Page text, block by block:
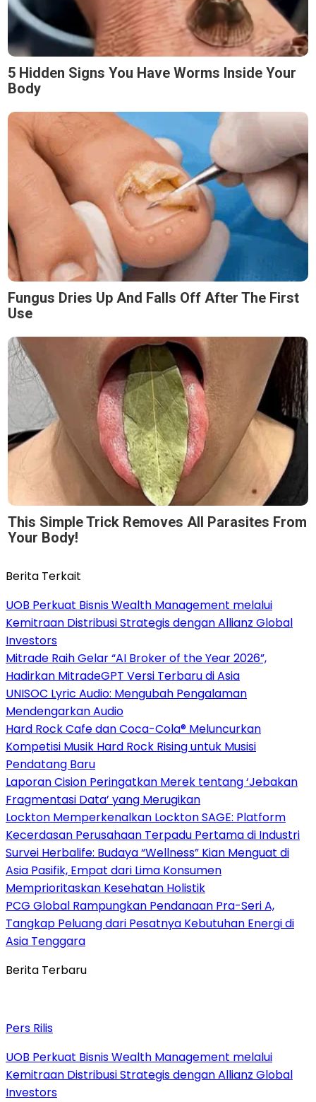
5 Hidden Signs You Have Worms Inside Your
Body
Fungus Dries Up And Falls Off After The First
Use
This Simple Trick Removes All Parasites From
Your Body!
Berita Terkait
UOB Perkuat Bisnis Wealth Management melalui
Kemitraan Distribusi Strategis dengan Allianz Global
Investors
Mitrade Raih Gelar “AI Broker of the Year 2026”,
Hadirkan MitradeGPT Versi Terbaru di Asia
UNISOC Lyric Audio: Mengubah Pengalaman
Mendengarkan Audio
Hard Rock Cafe dan Coca-Cola® Meluncurkan
Kompetisi Musik Hard Rock Rising untuk Musisi
Pendatang Baru
Laporan Cision Peringatkan Merek tentang ‘Jebakan
Fragmentasi Data’ yang Merugikan
Lockton Memperkenalkan Lockton SAGE: Platform
Kecerdasan Perusahaan Terpadu Pertama di Industri
Survei Herbalife: Budaya “Wellness” Kian Menguat di
Asia Pasifik, Empat dari Lima Konsumen
Memprioritaskan Kesehatan Holistik
PCG Global Rampungkan Pendanaan Pra-Seri A,
Tangkap Peluang dari Pesatnya Kebutuhan Energi di
Asia Tenggara
Berita Terbaru
Pers Rilis
UOB Perkuat Bisnis Wealth Management melalui
Kemitraan Distribusi Strategis dengan Allianz Global
Investors